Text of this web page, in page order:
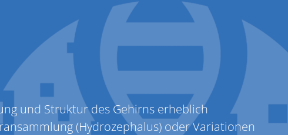
LabConnect
und Struktur des Gehirns erheblich
(Hydrozephalus) oder Variationen